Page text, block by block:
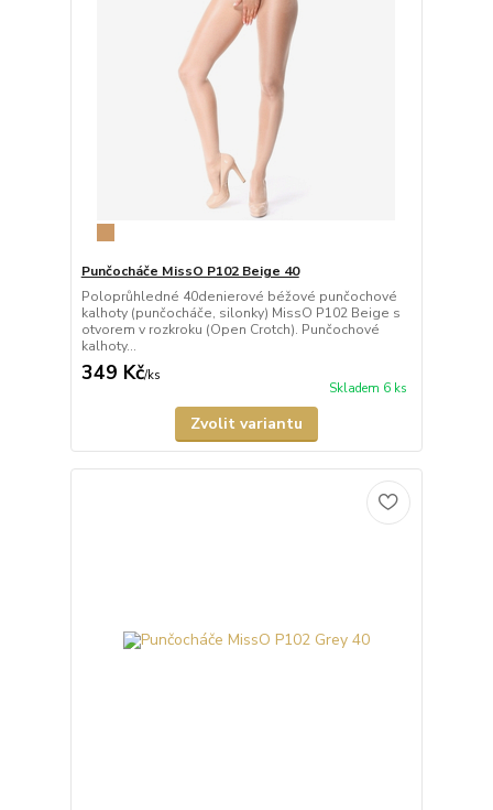
Punčocháče MissO P102 Beige 40
Poloprůhledné 40denierové béžové punčochové
kalhoty (punčocháče, silonky) MissO P102 Beige s
otvorem v rozkroku (Open Crotch). Punčochové
kalhoty...
349 Kč/ks
Skladem 6 ks
Zvolit variantu